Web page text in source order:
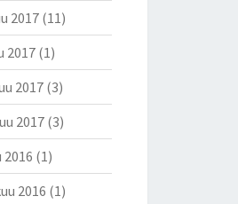
2017(11)
2017(1)
2017(3)
2017(3)
(1)
2016 (1)